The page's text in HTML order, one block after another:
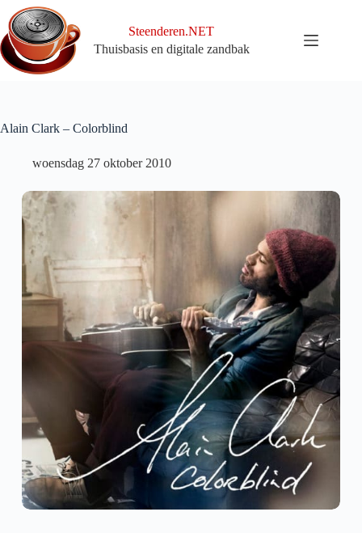
naar
de
inhoud
Steenderen.NET
Thuisbasis en digitale zandbak
Alain Clark – Colorblind
woensdag 27 oktober 2010